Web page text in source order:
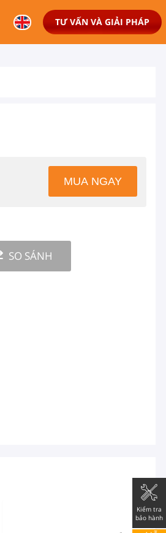
TƯ VẤN VÀ GIẢI PHÁP
SO SÁNH
Kiểm tra
bảo hành